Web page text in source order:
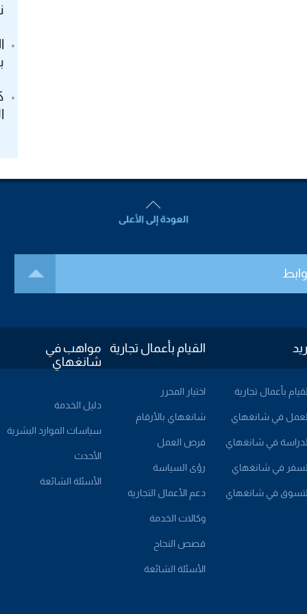
بأعمال تجارية
في شانغهاي
في شانغهاي
في شانغهاي
في شانغهاي
القيام بأعمال تجارية
اختيار المحرر
شانغهاي بالأرقام
فرص العمل
رؤى السياسة
دعم الأعمال التجارية
وكالات الخدمة
قصص النجاح
الأسئلة الشائعة
مواهب في
شانغهاي
دليل الخدمة
سياسات الموارد البشرية
الأحدث
الأسئلة الشائعة